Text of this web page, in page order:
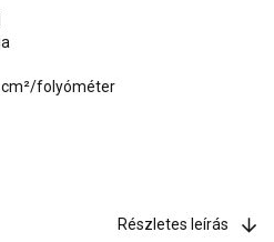
folyóméter
Részletes leírás